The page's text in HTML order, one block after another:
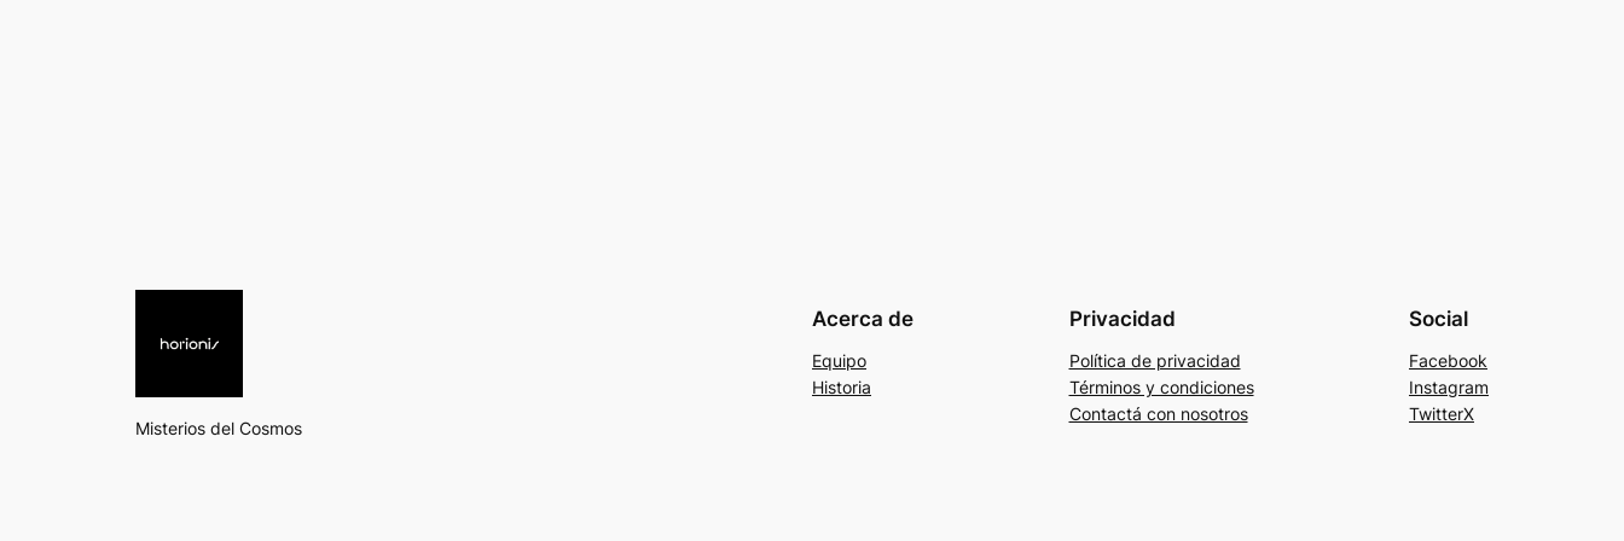
Misterios del Cosmos
Acerca de
Equipo
Historia
Privacidad
Política de privacidad
Términos y condiciones
Contactá con nosotros
Social
Facebook
Instagram
TwitterX